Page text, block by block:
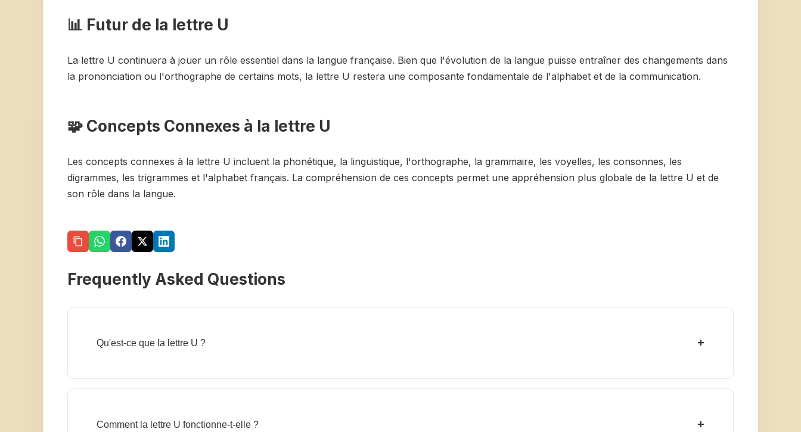
📊 Futur de la lettre U
La lettre U continuera à jouer un rôle essentiel dans la langue française. Bien que l'évolution de la langue puisse entraîner des changements dans
la prononciation ou l'orthographe de certains mots, la lettre U restera une composante fondamentale de l'alphabet et de la communication.
🧩 Concepts Connexes à la lettre U
Les concepts connexes à la lettre U incluent la phonétique, la linguistique, l'orthographe, la grammaire, les voyelles, les consonnes, les
digrammes, les trigrammes et l'alphabet français. La compréhension de ces concepts permet une appréhension plus globale de la lettre U et de
son rôle dans la langue.
Frequently Asked Questions
Qu'est-ce que la lettre U ? +
Comment la lettre U fonctionne-t-elle ? +